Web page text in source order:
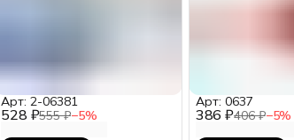
528 ₽555 ₽−5%
Арт: 2-06381
386 ₽406 ₽−5%
Арт: 0637